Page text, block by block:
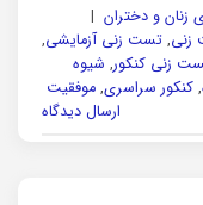
و دختران |
, تست زنی آزمایشی,
زنی کنکور, شیوه
, کنکور سراسری, موفقیت
ارسال دیدگاه